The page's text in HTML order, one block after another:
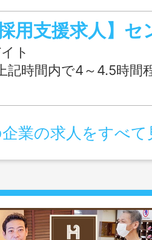
で、自分のペースを
ていけます。就労支援
ト
記時間内で4～4.5時間
業の求人をすべて